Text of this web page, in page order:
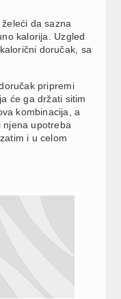
da sazna
kalorija. Uzgled
doručak, sa
pripremi
će ga držati sitim
kombinacija, a
njena upotreba
i u celom